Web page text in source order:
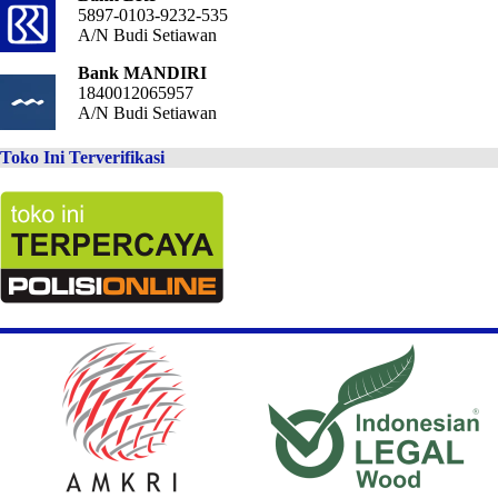
5897-0103-9232-535
A/N Budi Setiawan
Bank MANDIRI
1840012065957
A/N Budi Setiawan
Toko Ini Terverifikasi